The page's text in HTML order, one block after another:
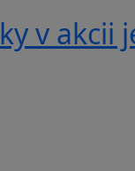
v akcii